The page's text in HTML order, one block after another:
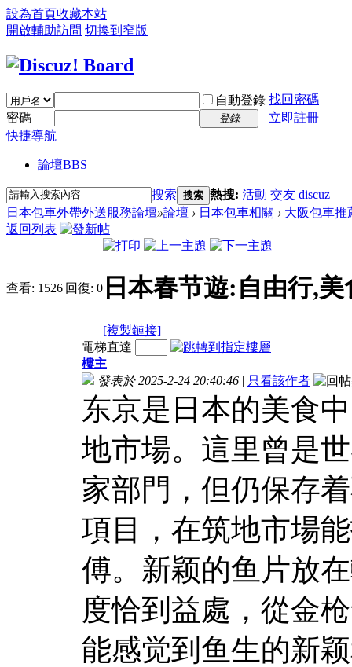
設為首頁收藏本站
開啟輔助訪問 切換到窄版
自動登錄 找回密碼
密碼
登錄
立即註冊
快捷導航
論壇BBS
搜索 搜索 熱搜: 活動 交友 discuz
日本包車外帶外送服務論壇»論壇 › 日本包車相關 › 大阪包車推
返回列表
查看: 1526|回復: 0 日本春节遊:自由行,
[複製鏈接]
電梯直達
樓主
發表於 2025-2-24 20:40:46 | 只看該作者
东京是日本的美食
地市場。這里曾是
家部門，但仍保存
項目，在筑地市場
傅。新颖的鱼片放
度恰到益處，從金
能感觉到鱼生的新